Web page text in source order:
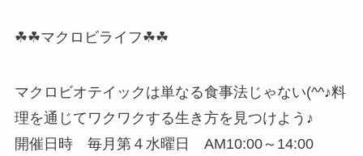
☘☘マクロビライフ☘☘
マクロビオテイックは単なる食事法じゃない(^^♪料
理を通じてワクワクする生き方を見つけよう♪
開催日時 毎月第４水曜日 AM10:00～14:00